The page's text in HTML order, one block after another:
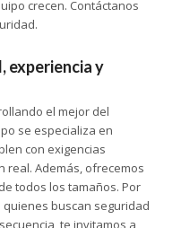
crecen. Contáctanos
experiencia y
el mejor del
se especializa en
con exigencias
real. Además, ofrecemos
todos los tamaños. Por
buscan seguridad
te invitamos a